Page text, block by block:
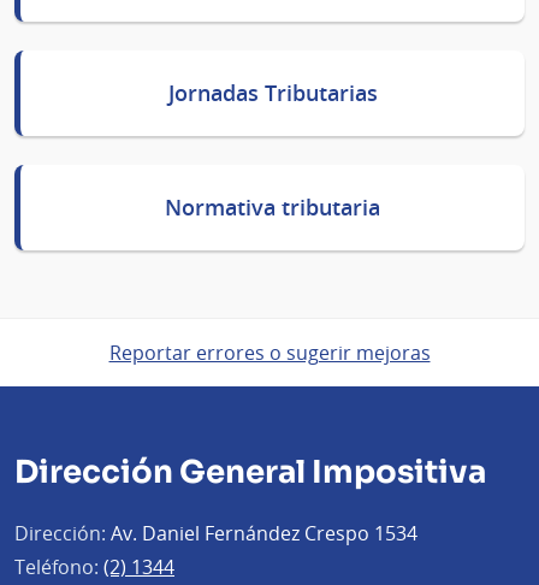
Jornadas Tributarias
Normativa tributaria
Reportar errores o sugerir mejoras
Dirección General Impositiva
Dirección: Av. Daniel Fernández Crespo 1534
Teléfono: (2) 1344